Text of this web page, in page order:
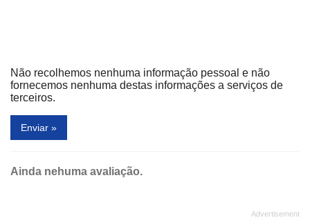
NEXTEL NEXTEL
O BOTICÁRIO
OPHICINA
PERNAMBUCANAS
Não recolhemos nenhuma informação pessoal e não
fornecemos nenhuma destas informações a serviços de
terceiros.
Enviar »
Ainda nehuma avaliação.